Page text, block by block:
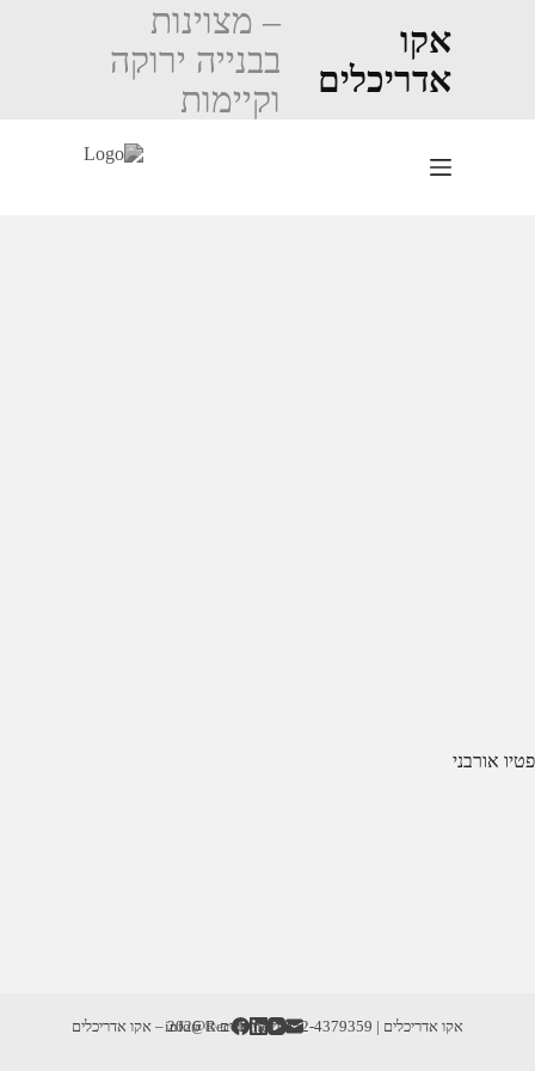
אקו
אדריכלים
– מצוינות
בבנייה ירוקה
וקיימות
פטיו אורבני
אקו אדריכלים | info@RecoD.net | 052-4379359 זכויות יוצרים © 2026 – אקו אדריכלים